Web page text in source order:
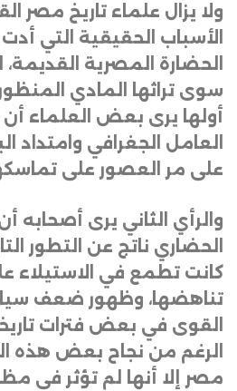
ولا يزال علماء تاريخ مصر
الأسباب الحقيقية التي
الحضارة المصرية
سوى تراثها المادي
أولها يرى بعض العلماء
العامل الجغرافي وامتداد
على مر العصور على
والرأي الثاني يرى أصحابه
الحضاري ناتج عن التطور
كانت تطمع في الاستيلاء
تناهضها، وظهور ضعف
القوى في بعض فترات
الرغم من نجاح بعض هذه
مصر إلا أنها لم تؤثر في